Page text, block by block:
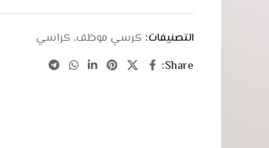
التصنيفات: كرسي موظف, كراسي
Share: